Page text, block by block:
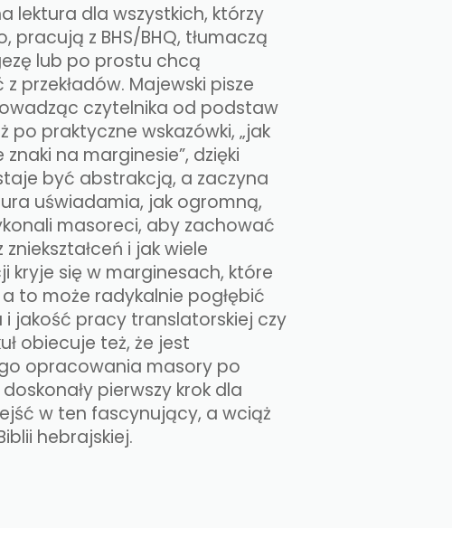
lektura dla wszystkich, którzy
pracują z BHS/BHQ, tłumaczą
lub po prostu chcą
przekładów. Majewski pisze
czytelnika od podstaw
po praktyczne wskazówki, „jak
na marginesie”, dzięki
być abstrakcją, a zaczyna
uświadamia, jak ogromną,
masoreci, aby zachować
i jak wiele
kryje się w marginesach, które
to może radykalnie pogłębić
i jakość pracy translatorskiej czy
obiecuje też, że jest
opracowania masory po
pierwszy krok dla
w ten fascynujący, a wciąż
hebrajskiej.​